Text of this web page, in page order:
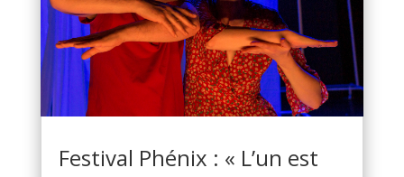
Festival Phénix : « L’un est